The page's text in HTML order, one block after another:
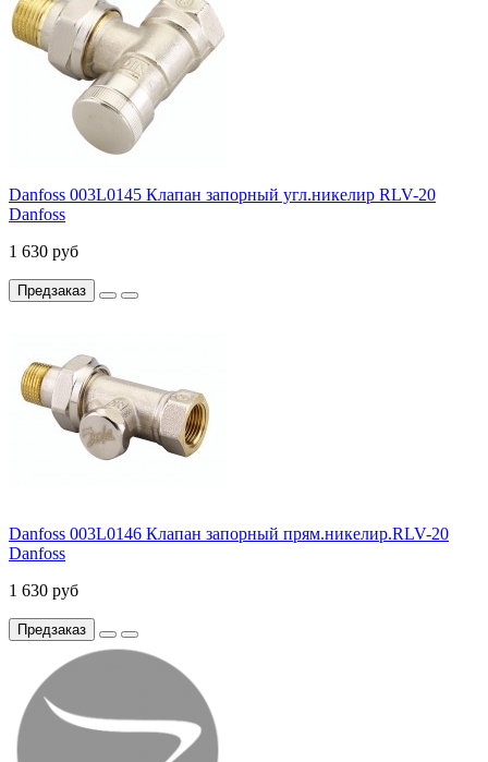
Danfoss 003L0145 Клапан запорный угл.никелир RLV-20
Danfoss
1 630 руб
Предзаказ
Danfoss 003L0146 Клапан запорный прям.никелир.RLV-20
Danfoss
1 630 руб
Предзаказ